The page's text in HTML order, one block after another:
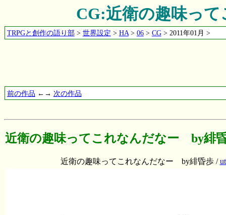
CG:近衛の趣味っ
TRPGと創作の語り部> 世界設定 > HA> 06> CG> 2011年01月 >
前の作品 ←→ 次の作品
近衛の趣味ってこれなんだなー by緋
近衛の趣味ってこれなんだなー by緋昏歩 /